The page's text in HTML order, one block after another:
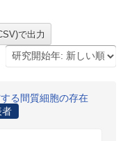
る間質細胞の存在
者